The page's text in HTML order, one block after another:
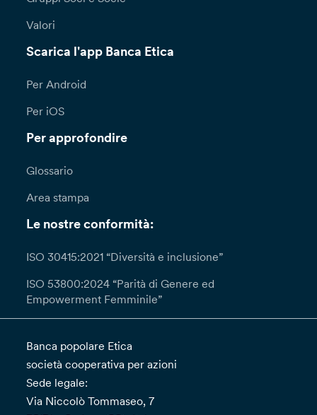
Valori
Scarica l'app Banca Etica
Per Android
Per iOS
Per approfondire
Glossario
Area stampa
Le nostre conformità:
ISO 30415:2021 “Diversità e inclusione”
ISO 53800:2024 “Parità di Genere ed
Empowerment Femminile”
Banca popolare Etica
società cooperativa per azioni
Sede legale:
Via Niccolò Tommaseo, 7